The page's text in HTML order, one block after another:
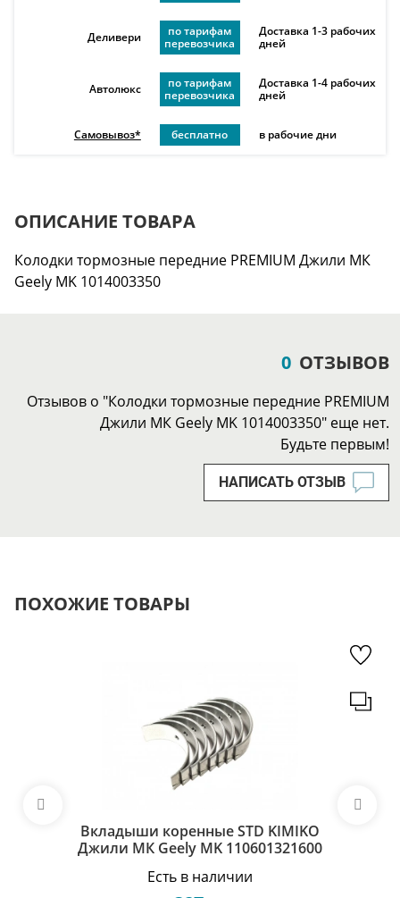
Деливери
по тарифам
перевозчика
Доставка 1-3 рабочих
дней
Автолюкс
по тарифам
перевозчика
Доставка 1-4 рабочих
дней
Самовывоз* бесплатно в рабочие дни
ОПИСАНИЕ ТОВАРА
Колодки тормозные передние PREMIUM Джили МК
Geely MK 1014003350
0 ОТЗЫВОВ
Отзывов о "Колодки тормозные передние PREMIUM
Джили МК Geely MK 1014003350" еще нет.
Будьте первым!
НАПИСАТЬ ОТЗЫВ
ПОХОЖИЕ ТОВАРЫ
Вкладыши коренные STD KIMIKO
Джили МК Geely MK 110601321600
Есть в наличии